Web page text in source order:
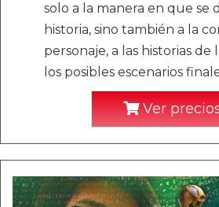
solo a la manera en que se
historia, sino también a la
personaje, a las historias de
los posibles escenarios
Ver